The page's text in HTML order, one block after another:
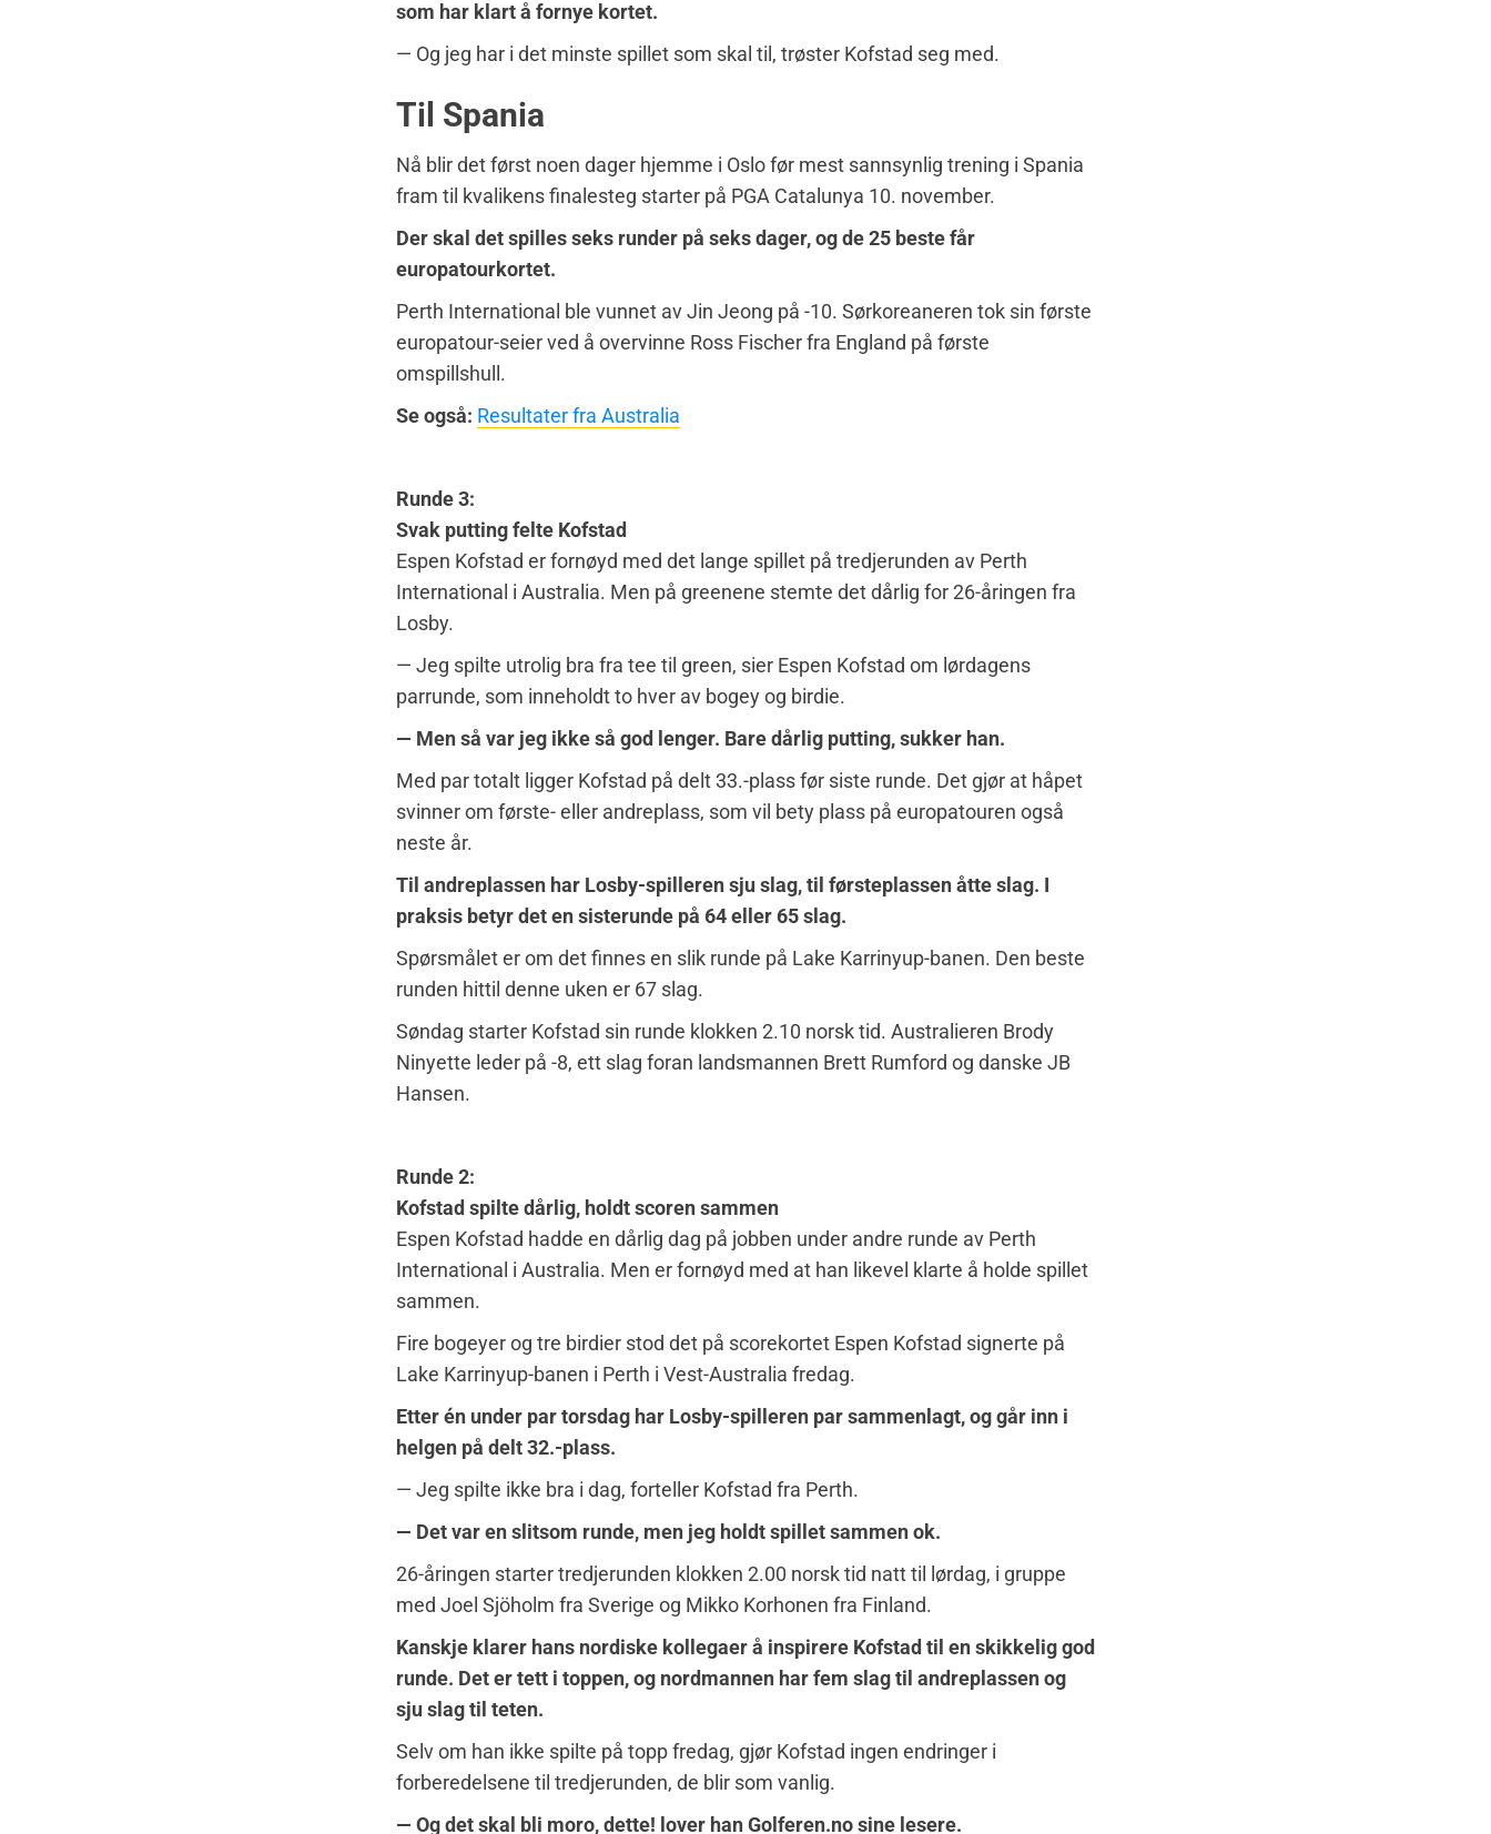
som har klart å fornye kortet.
— Og jeg har i det minste spillet som skal til, trøster Kofstad seg med.
Til Spania
Nå blir det først noen dager hjemme i Oslo før mest sannsynlig trening i Spania
fram til kvalikens finalesteg starter på PGA Catalunya 10. november.
Der skal det spilles seks runder på seks dager, og de 25 beste får
europatourkortet.
Perth International ble vunnet av Jin Jeong på -10. Sørkoreaneren tok sin første
europatour-seier ved å overvinne Ross Fischer fra England på første
omspillshull.
Se også: Resultater fra Australia
Runde 3:
Svak putting felte Kofstad
Espen Kofstad er fornøyd med det lange spillet på tredjerunden av Perth
International i Australia. Men på greenene stemte det dårlig for 26-åringen fra
Losby.
— Jeg spilte utrolig bra fra tee til green, sier Espen Kofstad om lørdagens
parrunde, som inneholdt to hver av bogey og birdie.
— Men så var jeg ikke så god lenger. Bare dårlig putting, sukker han.
Med par totalt ligger Kofstad på delt 33.-plass før siste runde. Det gjør at håpet
svinner om første- eller andreplass, som vil bety plass på europatouren også
neste år.
Til andreplassen har Losby-spilleren sju slag, til førsteplassen åtte slag. I
praksis betyr det en sisterunde på 64 eller 65 slag.
Spørsmålet er om det finnes en slik runde på Lake Karrinyup-banen. Den beste
runden hittil denne uken er 67 slag.
Søndag starter Kofstad sin runde klokken 2.10 norsk tid. Australieren Brody
Ninyette leder på -8, ett slag foran landsmannen Brett Rumford og danske JB
Hansen.
Runde 2:
Kofstad spilte dårlig, holdt scoren sammen
Espen Kofstad hadde en dårlig dag på jobben under andre runde av Perth
International i Australia. Men er fornøyd med at han likevel klarte å holde spillet
sammen.
Fire bogeyer og tre birdier stod det på scorekortet Espen Kofstad signerte på
Lake Karrinyup-banen i Perth i Vest-Australia fredag.
Etter én under par torsdag har Losby-spilleren par sammenlagt, og går inn i
helgen på delt 32.-plass.
— Jeg spilte ikke bra i dag, forteller Kofstad fra Perth.
— Det var en slitsom runde, men jeg holdt spillet sammen ok.
26-åringen starter tredjerunden klokken 2.00 norsk tid natt til lørdag, i gruppe
med Joel Sjöholm fra Sverige og Mikko Korhonen fra Finland.
Kanskje klarer hans nordiske kollegaer å inspirere Kofstad til en skikkelig god
runde. Det er tett i toppen, og nordmannen har fem slag til andreplassen og
sju slag til teten.
Selv om han ikke spilte på topp fredag, gjør Kofstad ingen endringer i
forberedelsene til tredjerunden, de blir som vanlig.
— Og det skal bli moro, dette! lover han Golferen.no sine lesere.